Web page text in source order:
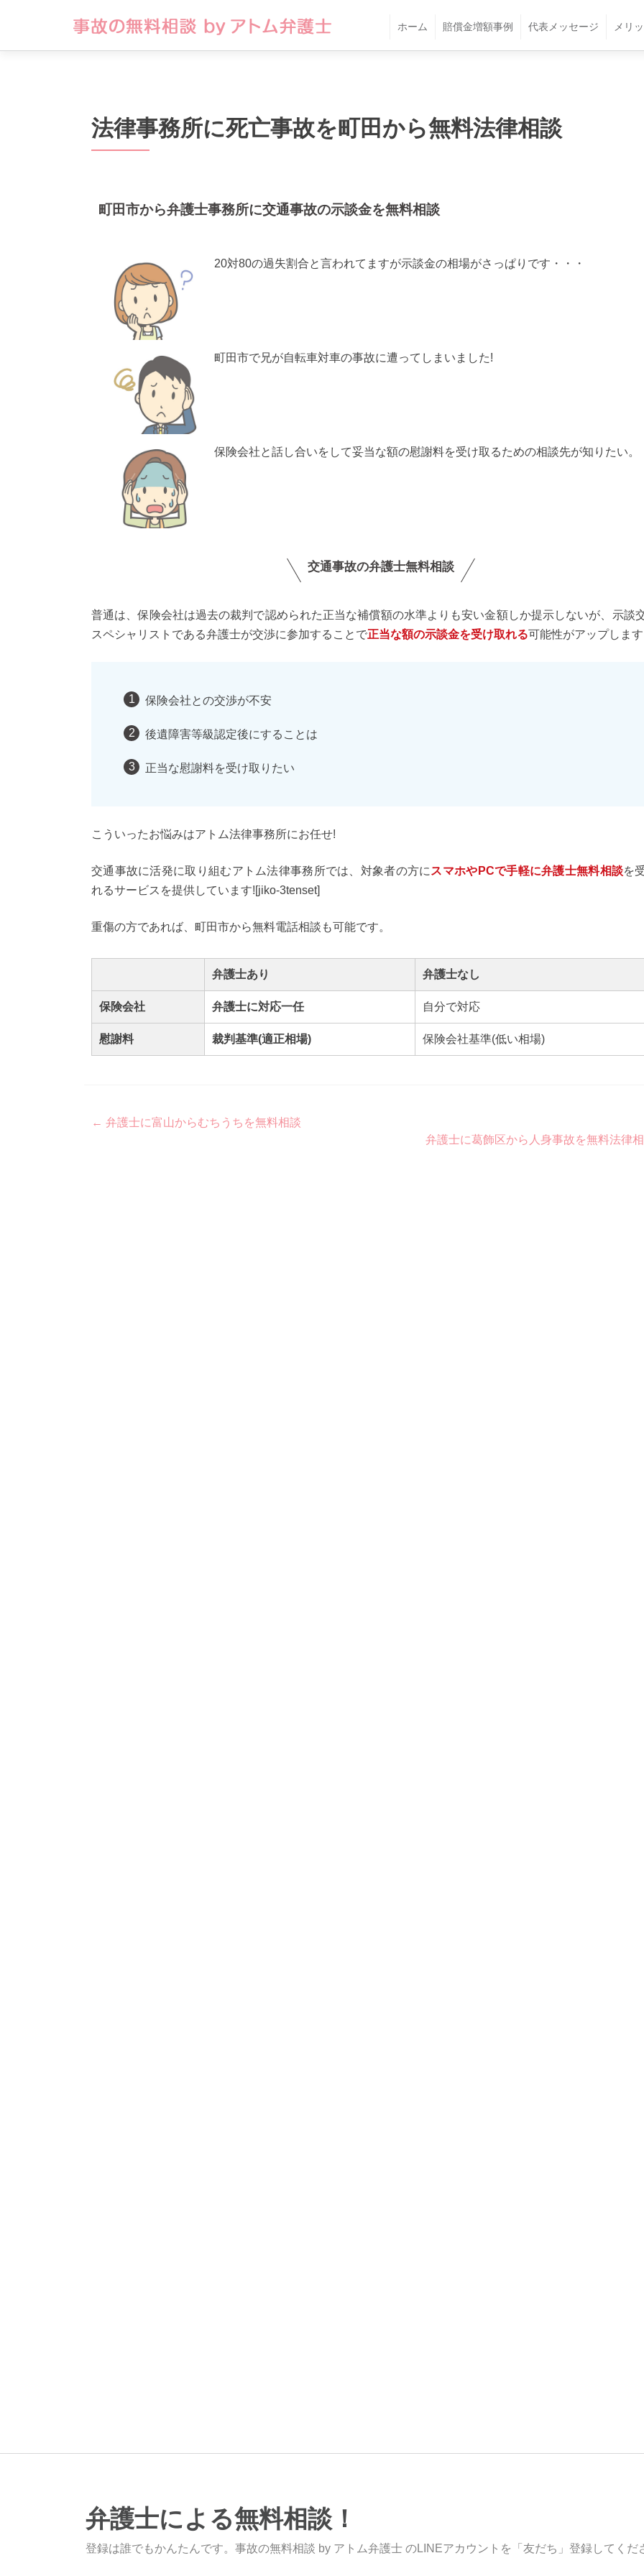
ホーム 賠償金増額事例 代表メッセージ メリ
法律事務所に死亡事故を町田から無料法律相談
町田市から弁護士事務所に交通事故の示談金を無料相談
20対80の過失割合と言われてますが示談金の相場がさっぱりです・・・
町田市で兄が自転車対車の事故に遭ってしまいました!
保険会社と話し合いをして妥当な額の慰謝料を受け取るための相談先が知りたい。
交通事故の弁護士無料相談
普通は、保険会社は過去の裁判で認められた正当な補償額の水準よりも安い金額しか提示しないが、示談
スペシャリストである弁護士が交渉に参加することで正当な額の示談金を受け取れる可能性がアップしま
保険会社との交渉が不安
後遺障害等級認定後にすることは
正当な慰謝料を受け取りたい
こういったお悩みはアトム法律事務所にお任せ!
交通事故に活発に取り組むアトム法律事務所では、対象者の方に スマホやPCで手軽に弁護士無料相談を
れるサービスを提供しています![jiko-3tenset]
重傷の方であれば、町田市から無料電話相談も可能です。
弁護士あり 弁護士なし
保険会社 弁護士に対応一任 自分で対応
慰謝料 裁判基準(適正相場) 保険会社基準(低い相場)
Post
← 弁護士に富山からむちうちを無料相談
弁護士に葛飾区から人身事故を無料法律
弁護士による無料相談！
登録は誰でもかんたんです。事故の無料相談 by アトム弁護士 のLINEアカウントを「友だち」登録してくだ